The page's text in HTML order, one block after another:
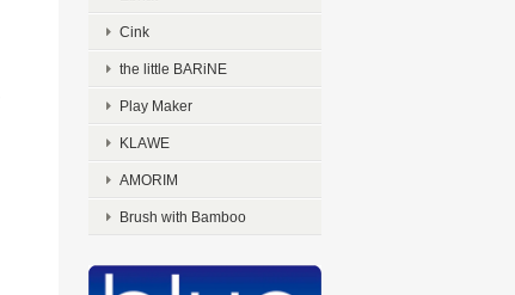
Cink
the little BARiNE
Play Maker
KLAWE
AMORIM
Brush with Bamboo